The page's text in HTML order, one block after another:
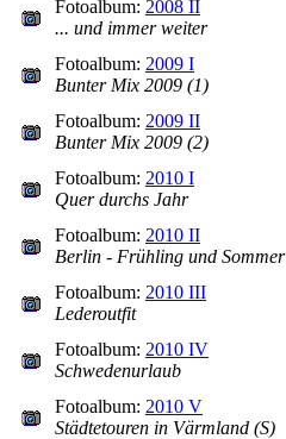
Fotoalbum: 2008 II
... und immer weiter
Fotoalbum: 2009 I
Bunter Mix 2009 (1)
Fotoalbum: 2009 II
Bunter Mix 2009 (2)
Fotoalbum: 2010 I
Quer durchs Jahr
Fotoalbum: 2010 II
Berlin - Frühling und Sommer
Fotoalbum: 2010 III
Lederoutfit
Fotoalbum: 2010 IV
Schwedenurlaub
Fotoalbum: 2010 V
Städtetouren in Värmland (S)